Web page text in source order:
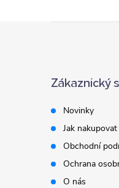
Zákaznický
Novinky
Jak nakupovat
Obchodní
Ochrana
O nás